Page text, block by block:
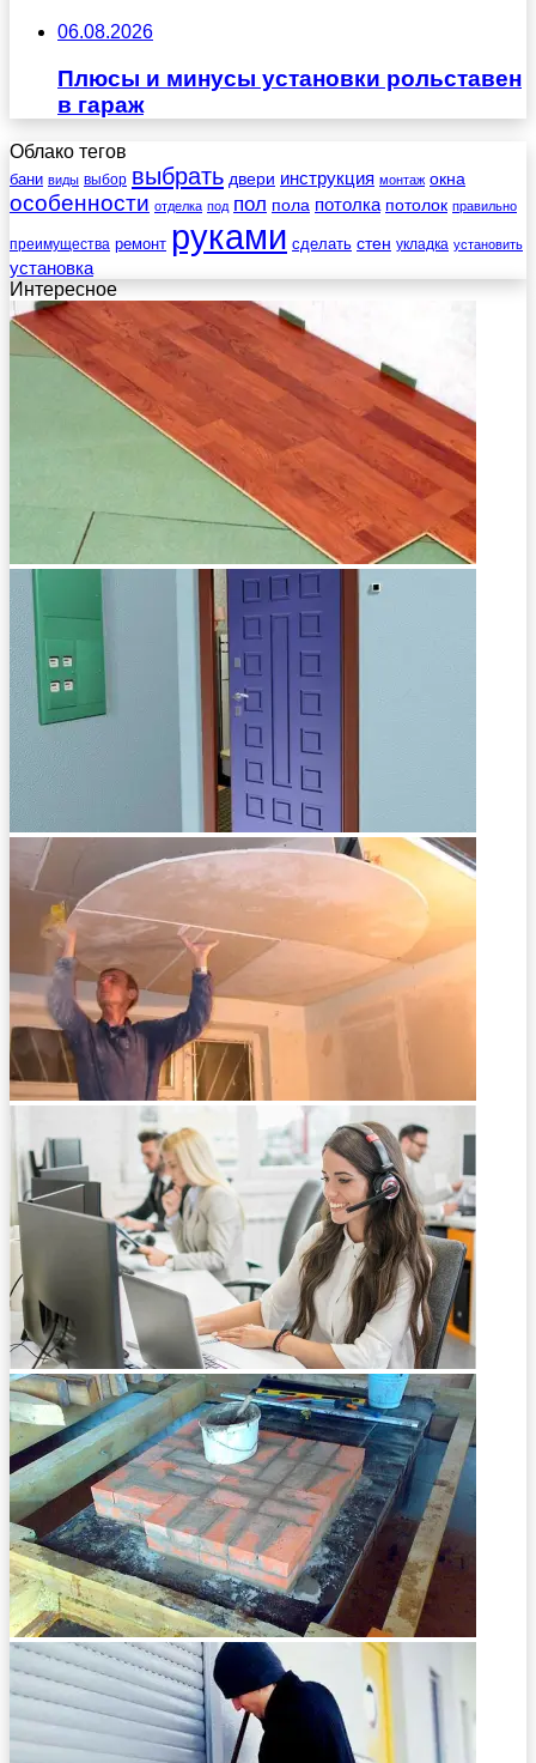
06.08.2026
Плюсы и минусы установки рольставен
в гараж
Облако тегов
бани виды выбор выбрать двери инструкция монтаж окна
особенности отделка под пол пола потолка потолок правильно
преимущества ремонт руками сделать стен укладка установить
установка
Интересное